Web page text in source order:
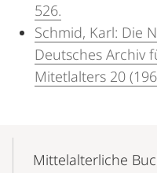
526.
Schmid, Karl: Die
Deutsches Archiv
Mitetlalters 20
NavigationMittelalterliche